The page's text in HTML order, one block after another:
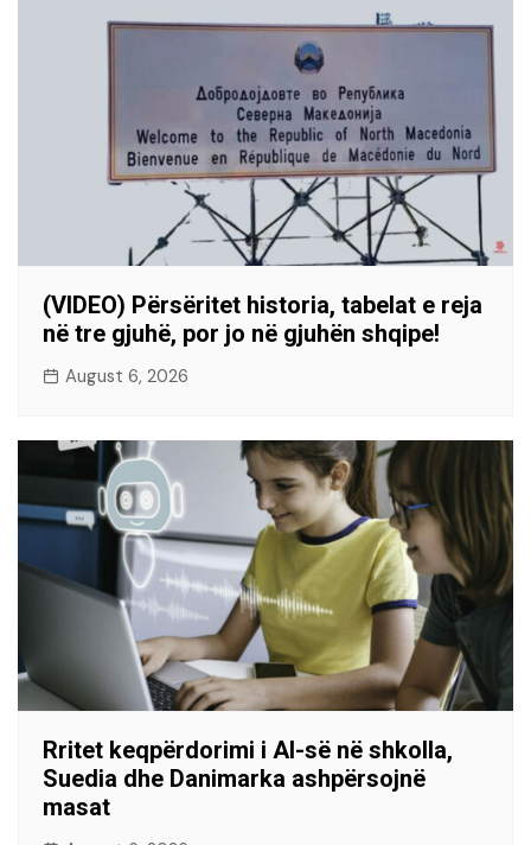
(VIDEO) Përsëritet historia, tabelat e reja
në tre gjuhë, por jo në gjuhën shqipe!
August 6, 2026
Rritet keqpërdorimi i AI-së në shkolla,
Suedia dhe Danimarka ashpërsojnë
masat